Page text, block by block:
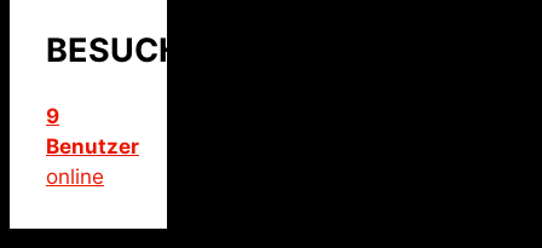
BESUCHER
9
Benutzer
online